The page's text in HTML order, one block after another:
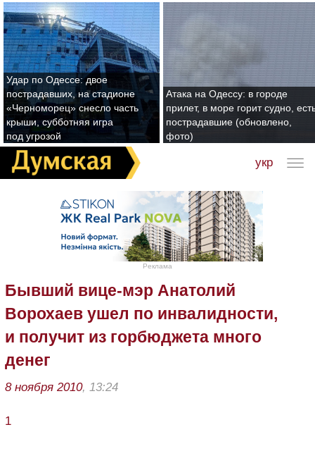
Удар по Одессе: двое
пострадавших, на стадионе
«Черноморец» снесло часть
крыши, субботняя игра
под угрозой
Атака на Одессу: в городе
прилет, в море горит судно,
пострадавшие (обновлено,
фото)
укр
Реклама
Бывший вице-мэр Анатолий
Ворохаев ушел по инвалидности,
и получит из горбюджета много
денег
8 ноября 2010, 13:24
1